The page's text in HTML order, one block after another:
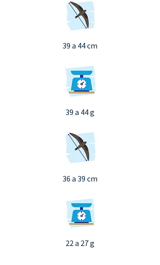
39 a 44 cm
39 a 44 g
36 a 39 cm
22 a 27 g